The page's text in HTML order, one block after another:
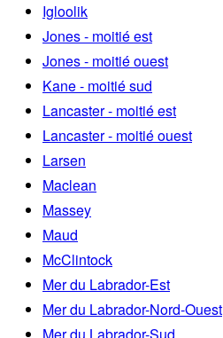
Igloolik
Jones - moitié est
Jones - moitié ouest
Kane - moitié sud
Lancaster - moitié est
Lancaster - moitié ouest
Larsen
Maclean
Massey
Maud
McClintock
Mer du Labrador-Est
Mer du Labrador-Nord-Ouest